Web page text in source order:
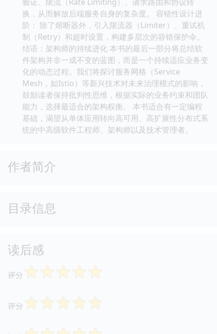
计 服务治理旨在管理服务间的依赖关系，并确保系统
在面对故障时能够优雅降级。 服务注册与发现： 探讨
Consul或Eureka等机制如何实现服务的动态定位，以
及客户端负载均衡的实现原理。 API 网关
（Gateway）的角色： 讲解API网关如何集中处理身份
验证、限流（Rate Limiting）、请求路由和协议转
换，从而解放后端服务自身的复杂度。 容错性设计进
阶： 除了熔断器外，引入限流器（Limiter）、重试机
制（Retry）和超时设置，构建多层次的容错保护伞。
结语：架构师的持续进化 本书的最后一部分将总结软
件架构并非一成不变的蓝图，而是一个持续适应业务变
鼓励读者保持批判性思维，根据实际的业务约束和团队
能力，选择最适合的架构权衡。 本书适合有一定编程
目录信息